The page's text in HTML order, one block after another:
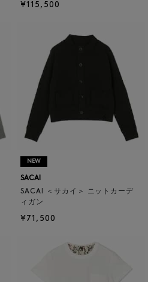
¥115,500
NEW
SACAI
SACAI ＜サカイ＞ ニットカーデ
ィガン
¥71,500